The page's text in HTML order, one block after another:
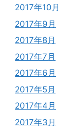
2017年10月
2017年9月
2017年8月
2017年7月
2017年6月
2017年5月
2017年4月
2017年3月